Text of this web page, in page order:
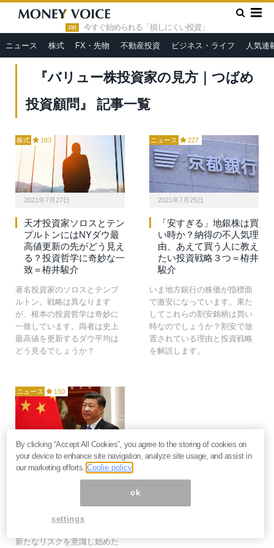
PR 今すぐ始められる「損しにくい投資」
ニュース 株式 FX・先物 不動産投資 ビジネス・ライフ 人気連
HOME » 『バリュー株投資家の見方｜つばめ投資顧問』
『バリュー株投資家の見方｜つばめ
投資顧問』 記事一覧
株式 183
2021年7月27日
天才投資家ソロスとテン
プルトンにはNYダウ最
高値更新の先がどう見え
る？投資哲学に奇妙な一
致＝栫井駿介
著名投資家のソロスとテンプ
ルトン。戦略は異なります
が、根本の投資哲学は奇妙に
一致しています。両者は史上
最高値を更新するダウ平均は
どう見るでしょうか？
ニュース 227
2021年7月25日
「安すぎる」地銀株は買
い時か？納得の不人気理
由、あえて買う人に教え
たい投資戦略３つ＝栫井
駿介
いま地方銀行の株価が指標面
で激安になっています。果た
してこれらの割安銘柄は買い
時なのでしょうか？割安で放
置されている理由と投資戦略
を解説します。
ニュース 150
2021年7月13日
中国の景気腰折れは「株
念、スタグフレーション
に要警戒＝栫井駿介
新たなリスクを意識し始めた
By clicking “Accept All Cookies”, you agree to the storing of cookies on
your device to enhance site navigation, analyze site usage, and assist in
our marketing efforts.Coolie policy
ok
settings